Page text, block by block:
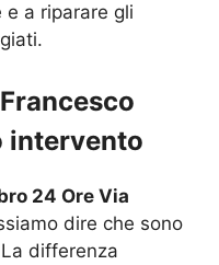
a riparare gli
intervento
24 Ore Via
dire che sono
differenza